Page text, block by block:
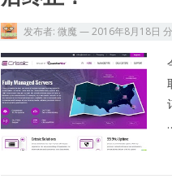
发布者: 微魔 —2016年8月18日